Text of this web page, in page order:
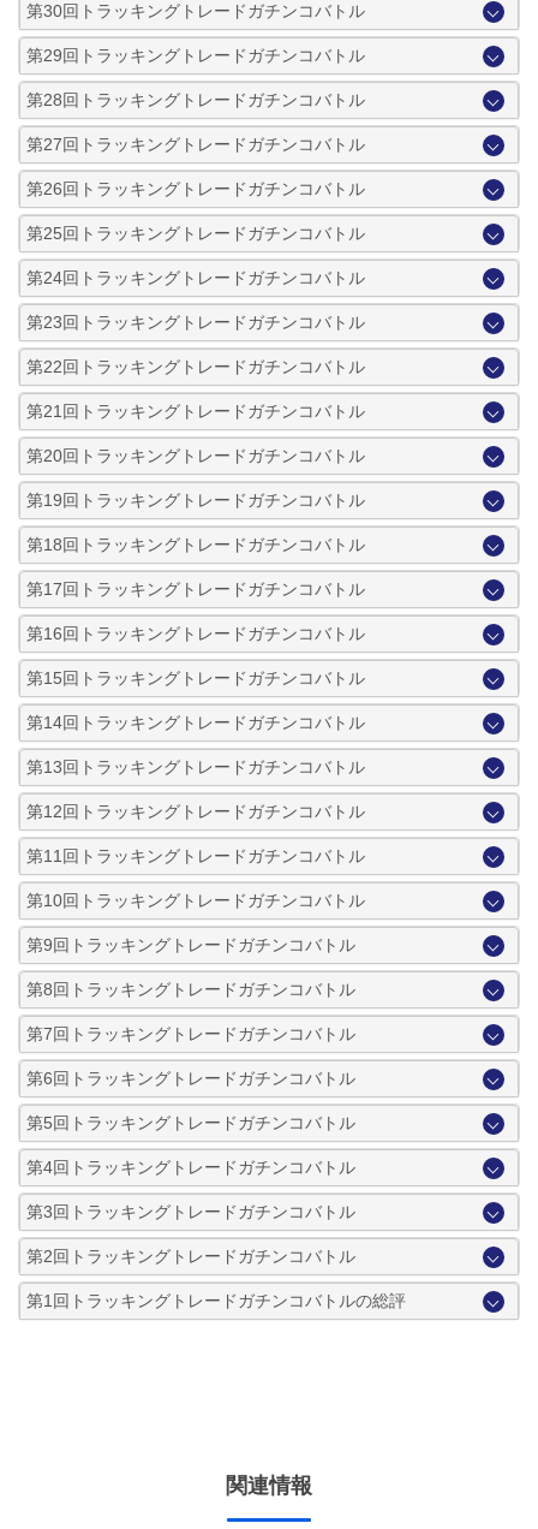
第30回トラッキングトレードガチンコバトル
第29回トラッキングトレードガチンコバトル
第28回トラッキングトレードガチンコバトル
第27回トラッキングトレードガチンコバトル
第26回トラッキングトレードガチンコバトル
第25回トラッキングトレードガチンコバトル
第24回トラッキングトレードガチンコバトル
第23回トラッキングトレードガチンコバトル
第22回トラッキングトレードガチンコバトル
第21回トラッキングトレードガチンコバトル
第20回トラッキングトレードガチンコバトル
第19回トラッキングトレードガチンコバトル
第18回トラッキングトレードガチンコバトル
第17回トラッキングトレードガチンコバトル
第16回トラッキングトレードガチンコバトル
第15回トラッキングトレードガチンコバトル
第14回トラッキングトレードガチンコバトル
第13回トラッキングトレードガチンコバトル
第12回トラッキングトレードガチンコバトル
第11回トラッキングトレードガチンコバトル
第10回トラッキングトレードガチンコバトル
第9回トラッキングトレードガチンコバトル
第8回トラッキングトレードガチンコバトル
第7回トラッキングトレードガチンコバトル
第6回トラッキングトレードガチンコバトル
第5回トラッキングトレードガチンコバトル
第4回トラッキングトレードガチンコバトル
第3回トラッキングトレードガチンコバトル
第2回トラッキングトレードガチンコバトル
第1回トラッキングトレードガチンコバトルの総評
関連情報